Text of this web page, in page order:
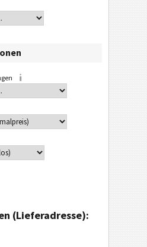
(Lieferadresse):